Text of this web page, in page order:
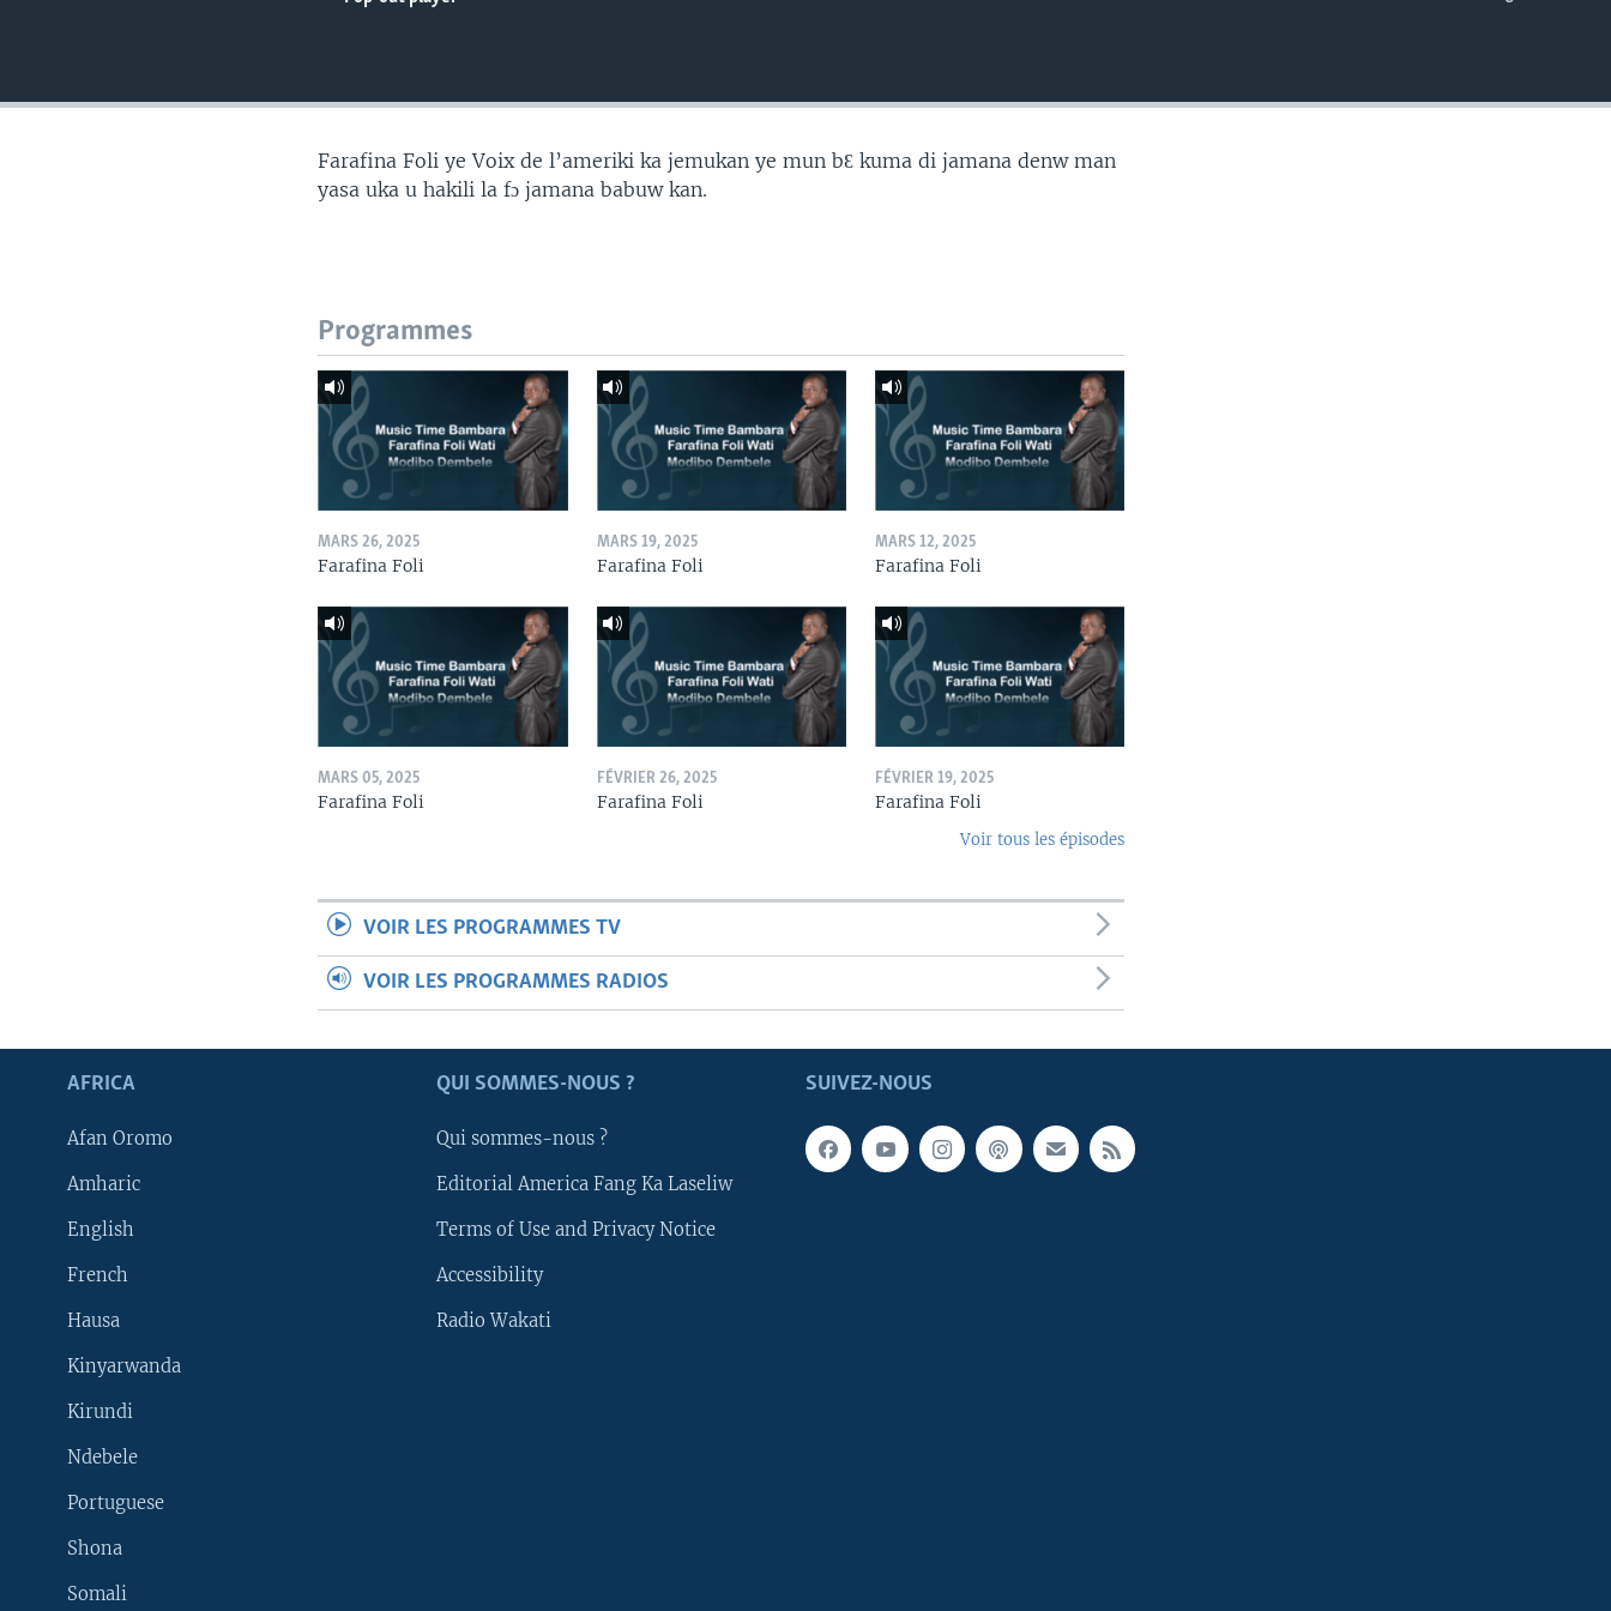
Farafina Foli ye Voix de l’ameriki ka jemukan ye mun bƐ kuma di jamana denw man
yasa uka u hakili la fɔ jamana babuw kan.
Programmes
MARS 26, 2025
Farafina Foli
MARS 19, 2025
Farafina Foli
MARS 12, 2025
Farafina Foli
MARS 05, 2025
Farafina Foli
FÉVRIER 26, 2025
Farafina Foli
FÉVRIER 19, 2025
Farafina Foli
Voir tous les épisodes
VOIR LES PROGRAMMES TV
VOIR LES PROGRAMMES RADIOS
SUIVEZ-NOUS
AFRICA
Afan Oromo
Amharic
English
French
Hausa
Kinyarwanda
Kirundi
Ndebele
Portuguese
Shona
Somali
QUI SOMMES-NOUS ?
Qui sommes-nous ?
Editorial America Fang Ka Laseliw
Terms of Use and Privacy Notice
Accessibility
Radio Wakati